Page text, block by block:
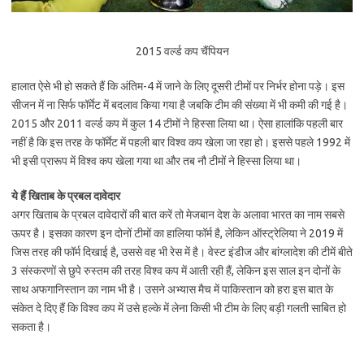
2015 वर्ल्ड कप चैंपियन
हालात ऐसे भी हो सकते हैं कि अंतिम-4 में जाने के लिए दूसरी टीमों पर निर्भर होना पड़े। इस
सीजन में ना सिर्फ फॉर्मेट में बदलाव किया गया है जबकि टीम की संख्या में भी कमी की गई है।
2015 और 2011 वर्ल्ड कप में कुल 14 टीमों ने हिस्सा लिया था। ऐसा हालांकि पहली बार
नहीं है कि इस तरह के फॉर्मेट में पहली बार विश्व कप खेला जा रहा हो। इससे पहले 1992 में
भी इसी प्रारूप में विश्व कप खेला गया था और तब नौ टीमों ने हिस्सा लिया था।
ये हैं खिताब के प्रबल दावेदार
अगर खिताब के प्रबल दावेदारों की बात करें तो मेजबान देश के अलावा भारत का नाम सबसे
ऊपर है। इसका कारण इन दोनों टीमों का हालिया फॉर्म है, लेकिन ऑस्ट्रेलिया ने 2019 में
जिस तरह की फॉर्म दिखाई है, उससे वह भी रेस में है। वेस्ट इंडीज और बांग्लादेश की टीमें बीते
3 संस्करणों से छुपे रुस्तम की तरह विश्व कप में आती रही हैं, लेकिन इस साल इन दोनों के
साथ अफगानिस्तान का नाम भी है। उसने अभ्यास मैच में पाकिस्तान को हरा इस बात के
संकेत दे दिए हैं कि विश्व कप में उसे हल्के में लेना किसी भी टीम के लिए बड़ी गलती साबित हो
सकता है।